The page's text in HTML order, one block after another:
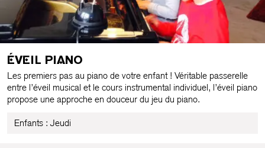
ÉVEIL PIANO
Les premiers pas au piano de votre enfant ! Véritable passerelle
entre l’éveil musical et le cours instrumental individuel, l’éveil piano
propose une approche en douceur du jeu du piano.
Enfants : Jeudi